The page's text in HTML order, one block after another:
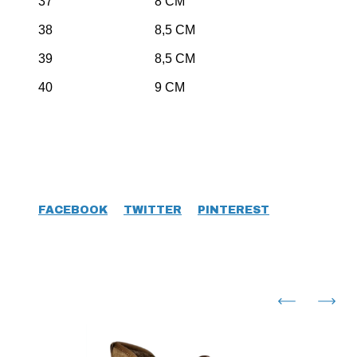
38 8,5 CM
39 8,5 CM
40 9 CM
FACEBOOK TWITTER PINTEREST